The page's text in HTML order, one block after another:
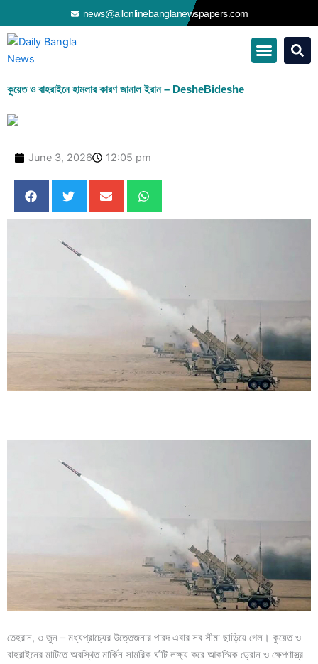
to
content
news@allonlinebanglanewspapers.com
কুয়েত ও বাহরাইনে হামলার কারণ জানাল ইরান – DesheBideshe
June 3, 2026 12:05 pm
তেহরান, ৩ জুন – মধ্যপ্রাচ্যের উত্তেজনার পারদ এবার সব সীমা ছাড়িয়ে গেল। কুয়েত ও
বাহরাইনের মাটিতে অবস্থিত মার্কিন সামরিক ঘাঁটি লক্ষ্য করে আকস্মিক ড্রোন ও ক্ষেপণাস্ত্র